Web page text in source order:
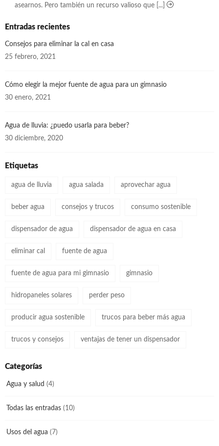
asearnos. Pero también un recurso valioso que [...]
Entradas recientes
Consejos para eliminar la cal en casa
25 febrero, 2021
Cómo elegir la mejor fuente de agua para un gimnasio
30 enero, 2021
Agua de lluvia: ¿puedo usarla para beber?
30 diciembre, 2020
Etiquetas
agua de lluvia agua salada aprovechar agua
beber agua consejos y trucos consumo sostenible
dispensador de agua dispensador de agua en casa
eliminar cal fuente de agua
fuente de agua para mi gimnasio gimnasio
hidropaneles solares perder peso
producir agua sostenible trucos para beber más agua
trucos y consejos ventajas de tener un dispensador
Categorías
Agua y salud (4)
Todas las entradas (10)
Usos del agua (7)